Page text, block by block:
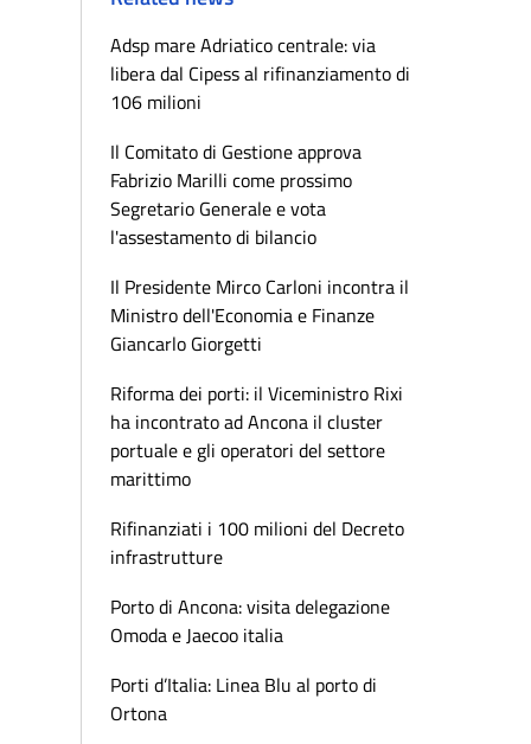
Adsp mare Adriatico centrale: via
libera dal Cipess al rifinanziamento di
106 milioni
Il Comitato di Gestione approva
Fabrizio Marilli come prossimo
Segretario Generale e vota
l'assestamento di bilancio
Il Presidente Mirco Carloni incontra il
Ministro dell'Economia e Finanze
Giancarlo Giorgetti
Riforma dei porti: il Viceministro Rixi
ha incontrato ad Ancona il cluster
portuale e gli operatori del settore
marittimo
Rifinanziati i 100 milioni del Decreto
infrastrutture
Porto di Ancona: visita delegazione
Omoda e Jaecoo italia
Porti d’Italia: Linea Blu al porto di
Ortona